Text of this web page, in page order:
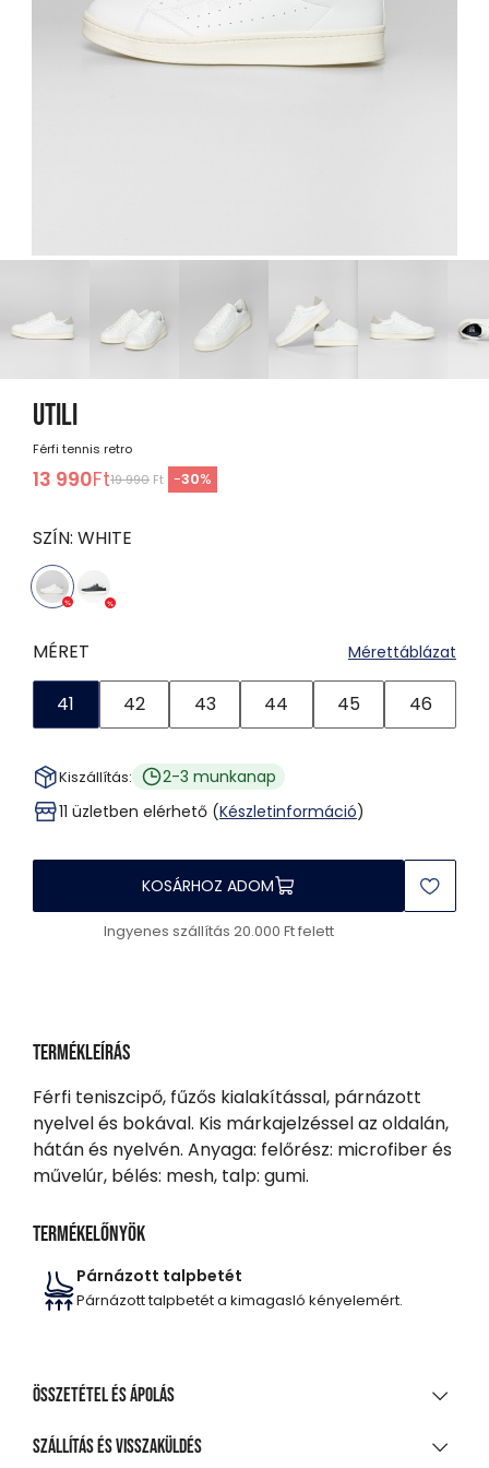
UTILI
Férfi tennis retro
13 990Ft19 990 Ft -30%
SZÍN: WHITE
MÉRET Mérettáblázat
41 42 43 44 45 46
Kiszállítás:
2-3 munkanap
11 üzletben elérhető (Készletinformáció)
KOSÁRHOZ ADOM
Ingyenes szállítás 20.000 Ft felett
Termékleírás
Férfi teniszcipő, fűzős kialakítással, párnázott
nyelvel és bokával. Kis márkajelzéssel az oldalán,
hátán és nyelvén. Anyaga: felőrész: microfiber és
művelúr, bélés: mesh, talp: gumi.
Termékelőnyök
Párnázott talpbetét
Párnázott talpbetét a kimagasló kényelemért.
Összetétel és ápolás
ANYAGÖSSZETÉTEL
Szállítás és visszaküldés